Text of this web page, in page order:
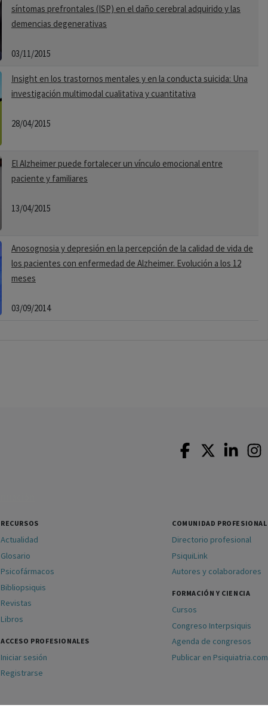
síntomas prefrontales (ISP) en el daño cerebral adquirido y las
demencias degenerativas
03/11/2015
Insight en los trastornos mentales y en la conducta suicida: Una
investigación multimodal cualitativa y cuantitativa
28/04/2015
El Alzheimer puede fortalecer un vínculo emocional entre
paciente y familiares
13/04/2015
Anosognosia y depresión en la percepción de la calidad de vida de
los pacientes con enfermedad de Alzheimer. Evolución a los 12
meses
03/09/2014
RECURSOS
Actualidad
Glosario
Psicofármacos
Bibliopsiquis
Revistas
Libros
ACCESO PROFESIONALES
Iniciar sesión
Registrarse
COMUNIDAD PROFESIONAL
Directorio profesional
PsiquiLink
Autores y colaboradores
FORMACIÓN Y CIENCIA
Cursos
Congreso Interpsiquis
Agenda de congresos
Publicar en Psiquiatria.com